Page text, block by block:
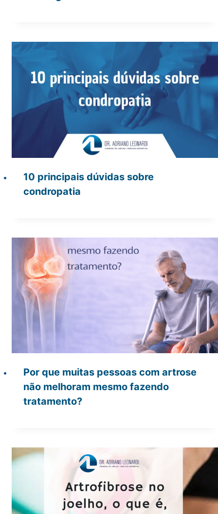
10 principais dúvidas sobre
condropatia
Por que muitas pessoas com artrose
não melhoram mesmo fazendo
tratamento?